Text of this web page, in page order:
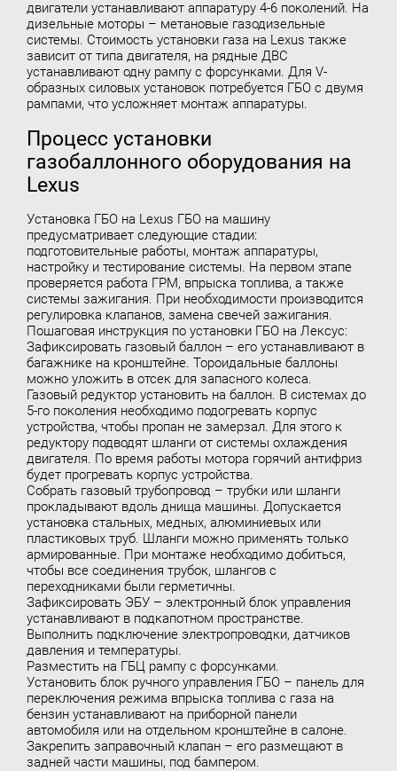
двигатели устанавливают аппаратуру 4-6 поколений. На
дизельные моторы – метановые газодизельные
системы. Стоимость установки газа на Lexus также
зависит от типа двигателя, на рядные ДВС
устанавливают одну рампу с форсунками. Для V-
образных силовых установок потребуется ГБО с двумя
рампами, что усложняет монтаж аппаратуры.
Процесс установки
газобаллонного оборудования на
Lexus
Установка ГБО на Lexus ГБО на машину
предусматривает следующие стадии:
подготовительные работы, монтаж аппаратуры,
настройку и тестирование системы. На первом этапе
проверяется работа ГРМ, впрыска топлива, а также
системы зажигания. При необходимости производится
регулировка клапанов, замена свечей зажигания.
Пошаговая инструкция по установки ГБО на Лексус:
Зафиксировать газовый баллон – его устанавливают в
багажнике на кронштейне. Тороидальные баллоны
можно уложить в отсек для запасного колеса.
Газовый редуктор установить на баллон. В системах до
5-го поколения необходимо подогревать корпус
устройства, чтобы пропан не замерзал. Для этого к
редуктору подводят шланги от системы охлаждения
двигателя. По время работы мотора горячий антифриз
будет прогревать корпус устройства.
Собрать газовый трубопровод – трубки или шланги
прокладывают вдоль днища машины. Допускается
установка стальных, медных, алюминиевых или
пластиковых труб. Шланги можно применять только
армированные. При монтаже необходимо добиться,
чтобы все соединения трубок, шлангов с
переходниками были герметичны.
Зафиксировать ЭБУ – электронный блок управления
устанавливают в подкапотном пространстве.
Выполнить подключение электропроводки, датчиков
давления и температуры.
Разместить на ГБЦ рампу с форсунками.
Установить блок ручного управления ГБО – панель для
переключения режима впрыска топлива с газа на
бензин устанавливают на приборной панели
автомобиля или на отдельном кронштейне в салоне.
Закрепить заправочный клапан – его размещают в
задней части машины, под бампером.